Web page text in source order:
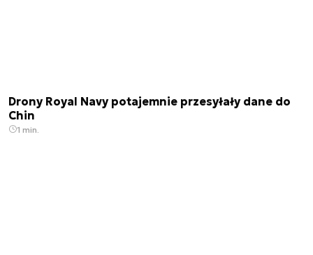
Drony Royal Navy potajemnie przesyłały dane do
Chin
1 min.